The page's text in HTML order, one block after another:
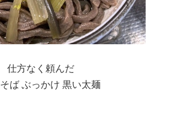
仕方なく頼んだ
ば ぶっかけ 黒い太麺